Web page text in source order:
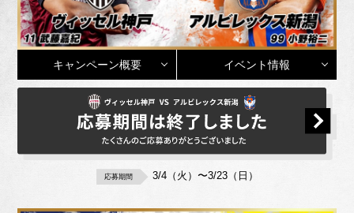
キャンペーン概要 イベント情報
応募期間 3/4（火）〜3/23（日）